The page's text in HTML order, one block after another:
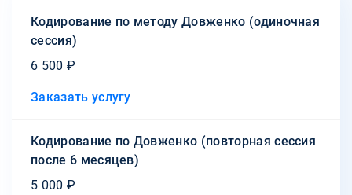
Кодирование по методу Довженко (одиночная
сессия)
6 500 ₽
Заказать услугу
Кодирование по Довженко (повторная сессия
после 6 месяцев)
5 000 ₽